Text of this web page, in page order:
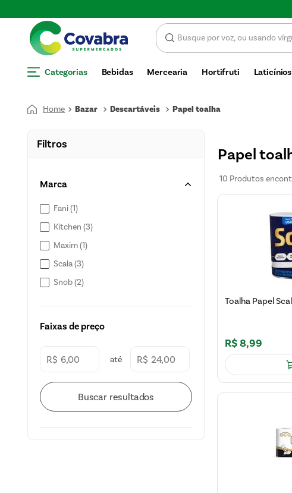
Categorias Bebidas Mercearia Hortifruti Laticínios
Bazar Descartáveis Papel toalha
Filtros
Marca
Fani (1)
Kitchen (3)
Maxim (1)
Scala (3)
Snob (2)
Faixas de preço
R$ R$
Papel
10 Produtos
Toalha Papel
R$8,99